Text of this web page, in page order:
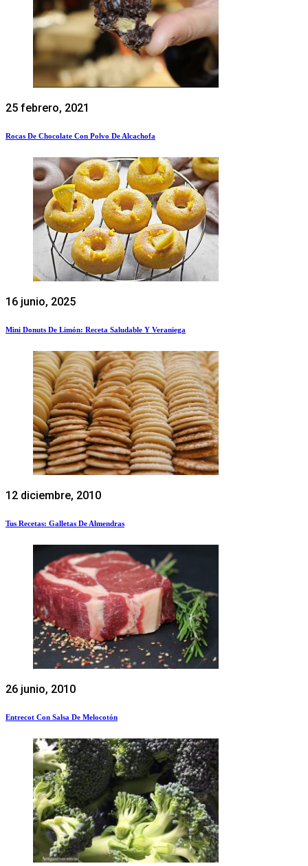
25 febrero, 2021
Rocas De Chocolate Con Polvo De Alcachofa
16 junio, 2025
Mini Donuts De Limón: Receta Saludable Y Veraniega
12 diciembre, 2010
Tus Recetas: Galletas De Almendras
26 junio, 2010
Entrecot Con Salsa De Melocotón